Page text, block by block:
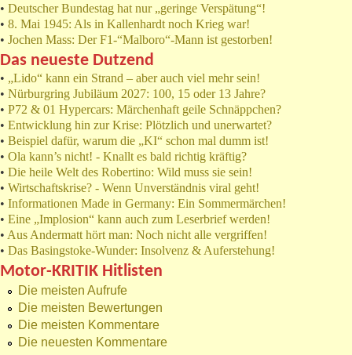
• Deutscher Bundestag hat nur „geringe Verspätung“!
• 8. Mai 1945: Als in Kallenhardt noch Krieg war!
• Jochen Mass: Der F1-“Malboro“-Mann ist gestorben!
Das neueste Dutzend
• „Lido“ kann ein Strand – aber auch viel mehr sein!
• Nürburgring Jubiläum 2027: 100, 15 oder 13 Jahre?
• P72 & 01 Hypercars: Märchenhaft geile Schnäppchen?
• Entwicklung hin zur Krise: Plötzlich und unerwartet?
• Beispiel dafür, warum die „KI“ schon mal dumm ist!
• Ola kann’s nicht! - Knallt es bald richtig kräftig?
• Die heile Welt des Robertino: Wild muss sie sein!
• Wirtschaftskrise? - Wenn Unverständnis viral geht!
• Informationen Made in Germany: Ein Sommermärchen!
• Eine „Implosion“ kann auch zum Leserbrief werden!
• Aus Andermatt hört man: Noch nicht alle vergriffen!
• Das Basingstoke-Wunder: Insolvenz & Auferstehung!
Motor-KRITIK Hitlisten
Die meisten Aufrufe
Die meisten Bewertungen
Die meisten Kommentare
Die neuesten Kommentare